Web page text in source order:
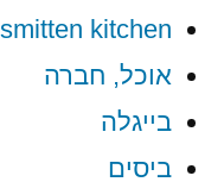
smitten kitchen
אוכל, חברה
בייגלה
ביסים